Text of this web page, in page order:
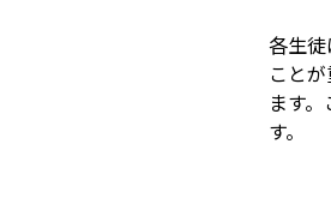
各生
こと
ます
す。